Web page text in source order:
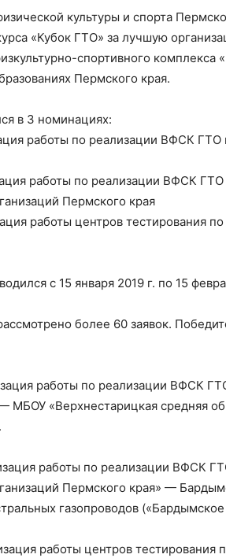
культуры и спорта
«Кубок ГТО» за лучшую
спортивного комплекса
Пермского края.
в 3 номинациях:
работы по реализации ВФСК ГТО
работы по реализации ВФСК ГТО
Пермского края
работы центров тестирования
с 15 января 2019 г. по 15
более 60 заявок.
работы по реализации ВФСК
МБОУ «Верхнестарицкая средняя
работы по реализации ВФСК
Пермского края» —
газопроводов
работы центров